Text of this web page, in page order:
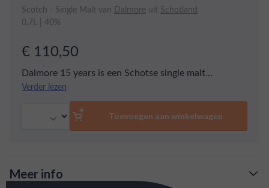
Scotch - Single Malt van Dalmore uit Schotland
0,7L | 40%
€ 110,50
Dalmore 15 years is een Schotse single malt
afkomstig uit de Highlands. De distilleerderij is in
1839 opgericht door Alexander Matheson. Je proeft
chocolade, sinaasappel en kaneel.
Verder lezen
Toevoegen aan winkelwagen
Meer info